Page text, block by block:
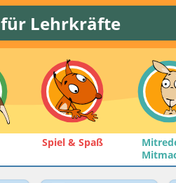
für Lehrkräfte
Spiel & Spaß